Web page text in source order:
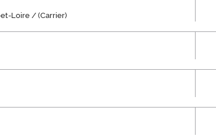
Loire / (Carrier)